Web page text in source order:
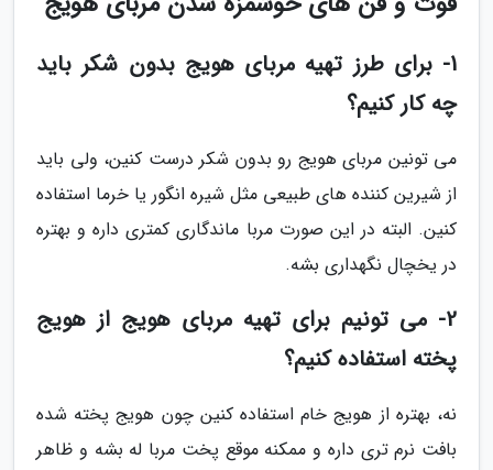
1- برای طرز تهیه مربای هویج بدون شکر باید
چه کار کنیم؟
می تونین مربای هویج رو بدون شکر درست کنین، ولی باید
از شیرین کننده های طبیعی مثل شیره انگور یا خرما استفاده
کنین. البته در این صورت مربا ماندگاری کمتری داره و بهتره
در یخچال نگهداری بشه.
2- می تونیم برای تهیه مربای هویج از هویج
پخته استفاده کنیم؟
نه، بهتره از هویج خام استفاده کنین چون هویج پخته شده
بافت نرم تری داره و ممکنه موقع پخت مربا له بشه و ظاهر